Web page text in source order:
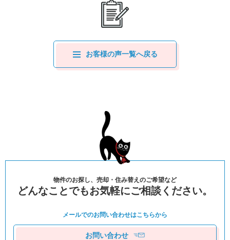
お客様の声一覧へ戻る
物件のお探し、売却・住み替えのご希望など
どんなことでもお気軽にご相談ください。
メールでのお問い合わせはこちらから
お問い合わせ